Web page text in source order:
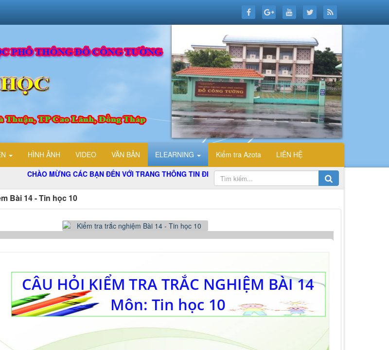
HÌNH ẢNH VIDEO VĂN BẢN ELEARNING Kiểm tra Azota
LIÊN HỆ
CHÀO MỪNG CÁC BẠN ĐẾN VỚI TRANG THÔNG TIN ĐIỆN TỬ TỔ TIN HỌC TRƯỜNG THPT ĐỖ CÔNG TƯỜNG
Bài 14 - Tin học 10